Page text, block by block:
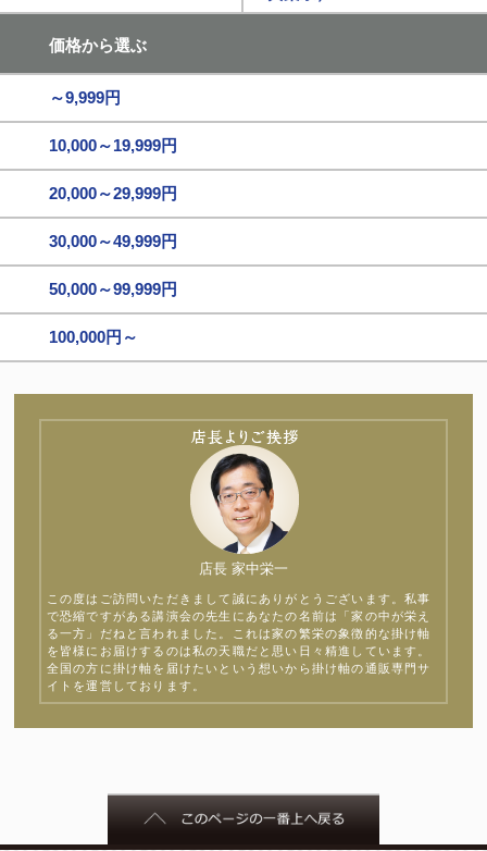
価格から選ぶ
～9,999円
10,000～19,999円
20,000～29,999円
30,000～49,999円
50,000～99,999円
100,000円～
店長 家中栄一
この度はご訪問いただきまして誠にありがとうございます。私事
で恐縮ですがある講演会の先生にあなたの名前は「家の中が栄え
る一方」だねと言われました。これは家の繁栄の象徴的な掛け軸
を皆様にお届けするのは私の天職だと思い日々精進しています。
全国の方に掛け軸を届けたいという想いから掛け軸の通販専門サ
イトを運営しております。